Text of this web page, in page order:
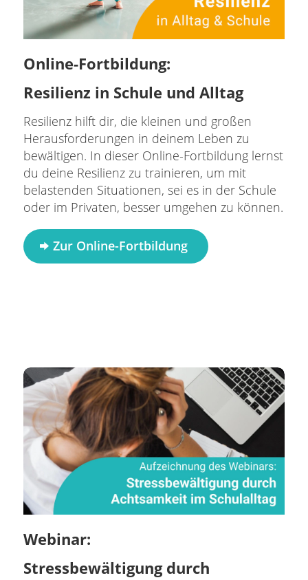
Online-Fortbildung:
Resilienz in Schule und Alltag
Resilienz hilft dir, die kleinen und großen
Herausforderungen in deinem Leben zu
bewältigen. In dieser Online-Fortbildung lernst
du deine Resilienz zu trainieren, um mit
belastenden Situationen, sei es in der Schule
oder im Privaten, besser umgehen zu können.
Zur Online-Fortbildung
Webinar:
Stressbewältigung durch